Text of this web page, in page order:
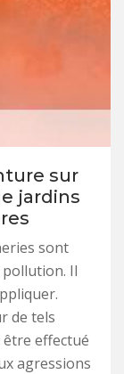
sur
jardins
sont
pollution. Il
de tels
effectué
agressions